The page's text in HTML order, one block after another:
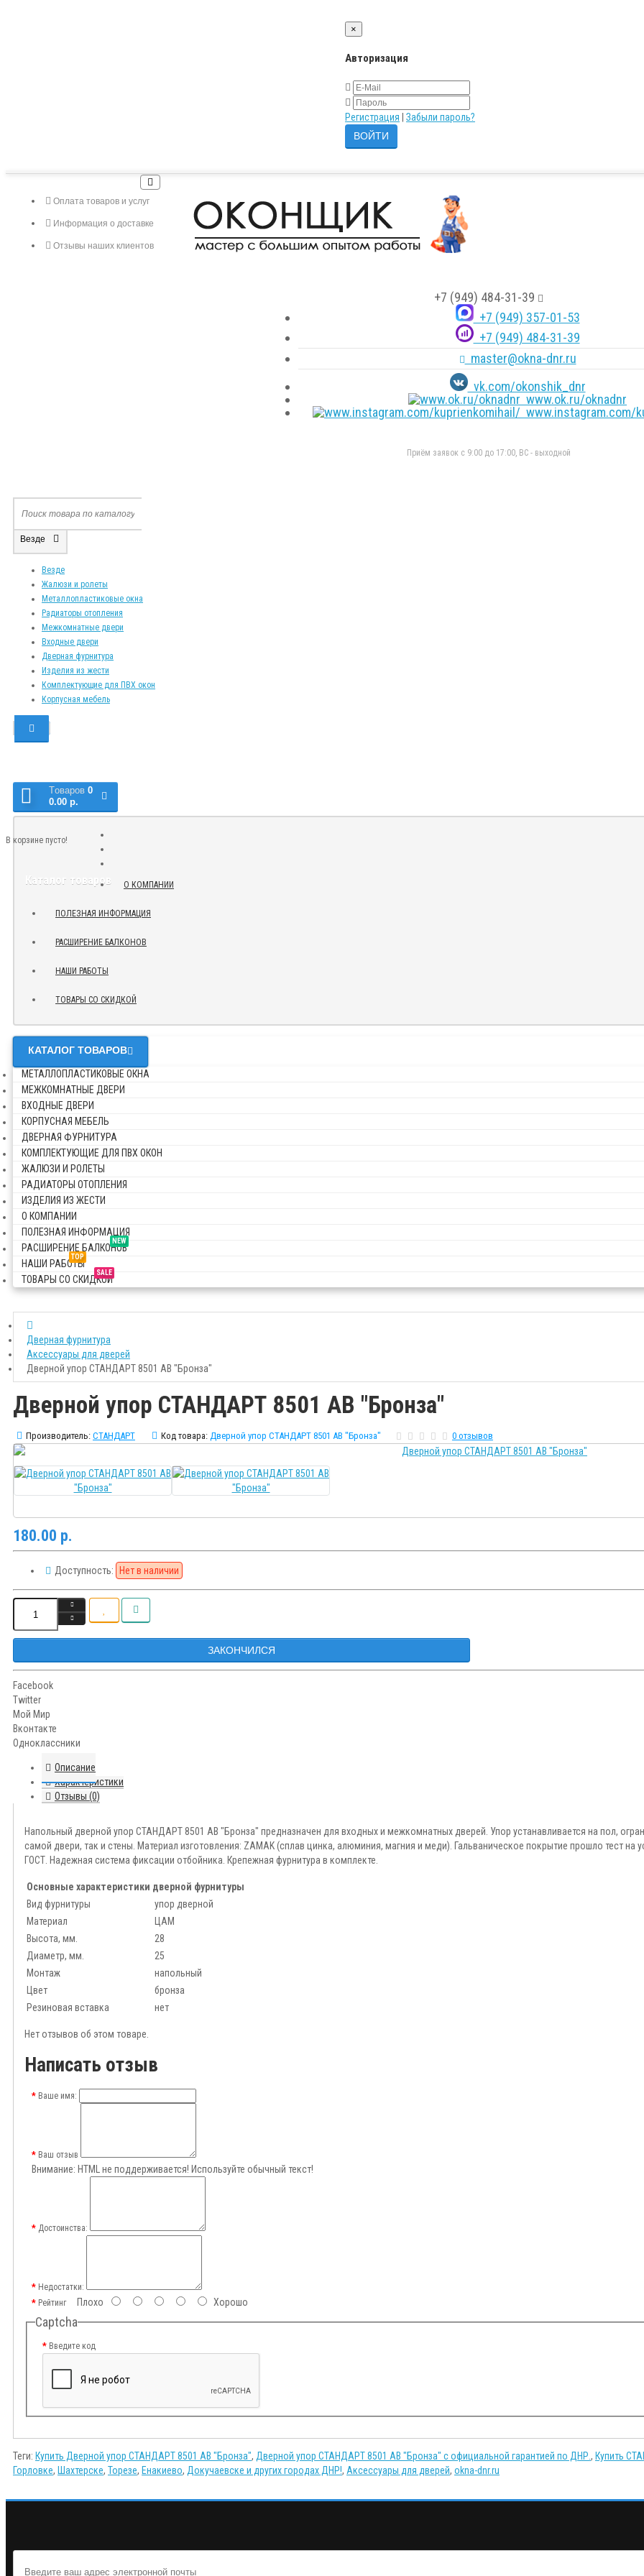
×
Авторизация
Регистрация Забыли пароль?
Оплата товаров и услуг
Информация о доставке
Отзывы наших клиентов
+7 (949) 484-31-39
+7 (949) 357-01-53
+7 (949) 484-31-39
master@okna-dnr.ru
vk.com/okonshik_dnr
www.ok.ru/oknadnr
www.instagram.com/
Приём заявок с 9:00 до 17:00, ВС - выходной
Везде
Везде
Жалюзи и ролеты
Металлопластиковые окна
Радиаторы отопления
Межкомнатные двери
Входные двери
Дверная фурнитура
Изделия из жести
Комплектующие для ПВХ окон
Корпусная мебель
Tоваров 0
0.00 р.
В корзине пусто!
Каталог товаров О КОМПАНИИ
ПОЛЕЗНАЯ ИНФОРМАЦИЯ
РАСШИРЕНИЕ БАЛКОНОВ
НАШИ РАБОТЫ
ТОВАРЫ СО СКИДКОЙ
КАТАЛОГ ТОВАРОВ
МЕТАЛЛОПЛАСТИКОВЫЕ ОКНА
МЕЖКОМНАТНЫЕ ДВЕРИ
ВХОДНЫЕ ДВЕРИ
КОРПУСНАЯ МЕБЕЛЬ
ДВЕРНАЯ ФУРНИТУРА
КОМПЛЕКТУЮЩИЕ ДЛЯ ПВХ ОКОН
ЖАЛЮЗИ И РОЛЕТЫ
РАДИАТОРЫ ОТОПЛЕНИЯ
ИЗДЕЛИЯ ИЗ ЖЕСТИ
О КОМПАНИИ
ПОЛЕЗНАЯ ИНФОРМАЦИЯ
NEW
РАСШИРЕНИЕ БАЛКОНОВ
TOP
НАШИ РАБОТЫ
SALE
ТОВАРЫ СО СКИДКОЙ
Дверная фурнитура
Аксессуары для дверей
Дверной упор СТАНДАРТ 8501 AB "Бронза"
Дверной упор СТАНДАРТ 8501 AB "Бронза"
Производитель: СТАНДАРТ Код товара: Дверной упор СТАНДАРТ 8501 AB "Бронза" 0 отзывов
180.00 р.
Доступность: Нет в наличии
ЗАКОНЧИЛСЯ
Facebook
Twitter
Мой Мир
Вконтакте
Одноклассники
Описание
Характеристики
Отзывы (0)
Напольный дверной упор СТАНДАРТ 8501 AB "Бронза" предназначен для входных и межкомнатных дверей. Упор устанавливается на пол,
самой двери, так и стены. Материал изготовления: ZAMAK (сплав цинка, алюминия, магния и меди). Гальваническое покрытие прошло тест на
ГОСТ. Надежная система фиксации отбойника. Крепежная фурнитура в комплекте.
Основные характеристики дверной фурнитуры
Вид фурнитуры
упор дверной
Материал
ЦАМ
Высота, мм.
28
Диаметр, мм.
25
Монтаж
напольный
Цвет
бронза
Резиновая вставка
нет
Нет отзывов об этом товаре.
Написать отзыв
Ваше имя:
Ваш отзыв
Внимание: HTML не поддерживается! Используйте обычный текст!
Достоинства:
Недостатки:
РейтингПлохо Хорошо
Captcha
Введите код
Теги: Купить Дверной упор СТАНДАРТ 8501 AB "Бронза", Дверной упор СТАНДАРТ 8501 AB "Бронза" с официальной гарантией по ДНР. , Купить
Горловке, Шахтерске, Торезе, Енакиево, Докучаевске и других городах ДНР!, Аксессуары для дверей, okna-dnr.ru